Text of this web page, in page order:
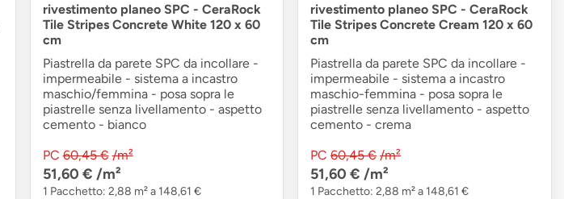
rivestimento planeo SPC - CeraRock
Tile Stripes Concrete White 120 x 60
cm
Piastrella da parete SPC da incollare -
impermeabile - sistema a incastro
maschio/femmina - posa sopra le
piastrelle senza livellamento - aspetto
cemento - bianco
PC 60,45 € /m²
51,60 € /m²
1 Pacchetto: 2,88 m² a 148,61 €
rivestimento planeo SPC - CeraRock
Tile Stripes Concrete Cream 120 x 60
cm
Piastrella da parete SPC da incollare -
impermeabile - sistema a incastro
maschio-femmina - posa sopra le
piastrelle senza livellamento - aspetto
cemento - crema
PC 60,45 € /m²
51,60 € /m²
1 Pacchetto: 2,88 m² a 148,61 €